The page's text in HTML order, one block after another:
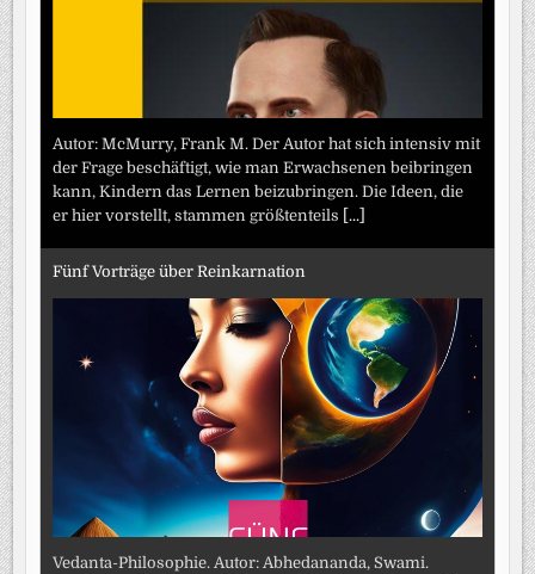
Autor: McMurry, Frank M. Der Autor hat sich intensiv mit
der Frage beschäftigt, wie man Erwachsenen beibringen
kann, Kindern das Lernen beizubringen. Die Ideen, die
er hier vorstellt, stammen größtenteils [...]
Fünf Vorträge über Reinkarnation
Vedanta-Philosophie. Autor: Abhedananda, Swami.